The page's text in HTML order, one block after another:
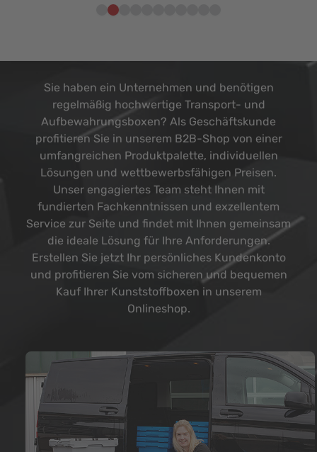
Sie haben ein Unternehmen und benötigen
regelmäßig hochwertige Transport- und
Aufbewahrungsboxen? Als Geschäftskunde
profitieren Sie in unserem B2B-Shop von einer
umfangreichen Produktpalette, individuellen
Lösungen und wettbewerbsfähigen Preisen.
Unser engagiertes Team steht Ihnen mit
fundierten Fachkenntnissen und exzellentem
Service zur Seite und findet mit Ihnen gemeinsam
die ideale Lösung für Ihre Anforderungen.
Erstellen Sie jetzt Ihr persönliches Kundenkonto
und profitieren Sie vom sicheren und bequemen
Kauf Ihrer Kunststoffboxen in unserem
Onlineshop.